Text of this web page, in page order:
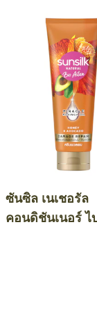
ซันซิล เนเชอรัล
คอนดิชันเนอร์ ไ